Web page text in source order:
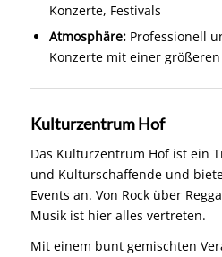
Konzerte, Festivals
Atmosphäre:Professionell
Konzerte mit einer
Kulturzentrum Hof
Das Kulturzentrum Hof ist ein
und Kulturschaffende und
Events an. Von Rock über
Musik ist hier alles vertreten.
Mit einem bunt gemischten